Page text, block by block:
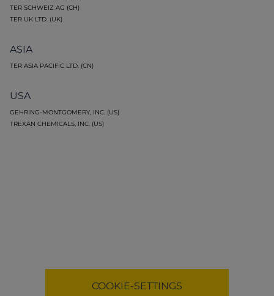
TER SCHWEIZ AG (CH)
TER UK LTD. (UK)
ASIA
TER ASIA PACIFIC LTD. (CN)
USA
GEHRING-MONTGOMERY, INC. (US)
TREXAN CHEMICALS, INC. (US)
COOKIE-SETTINGS